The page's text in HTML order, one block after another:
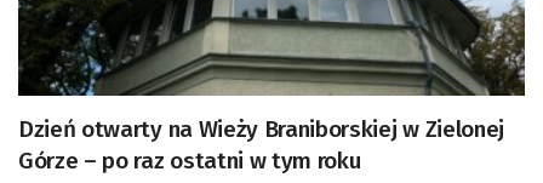
Dzień otwarty na Wieży Braniborskiej w Zielonej
Górze – po raz ostatni w tym roku